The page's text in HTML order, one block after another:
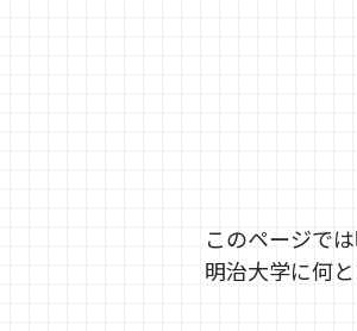
このページで
明治大学に何